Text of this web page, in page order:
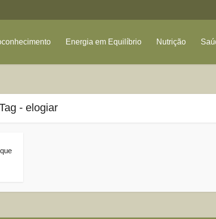
Energia em Equilíbrio Nutrição
- elogiar